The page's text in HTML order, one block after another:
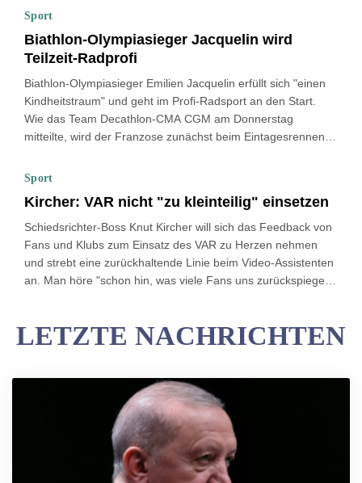
Sport
Biathlon-Olympiasieger Jacquelin wird
Teilzeit-Radprofi
Biathlon-Olympiasieger Emilien Jacquelin erfüllt sich "einen
Kindheitstraum" und geht im Profi-Radsport an den Start.
Wie das Team Decathlon-CMA CGM am Donnerstag
mitteilte, wird der Franzose zunächst beim Eintagesrennen
das Team von Top-Talent Paul Seixas (19) bei der Tour du
Sport
Kircher: VAR nicht "zu kleinteilig" einsetzen
Schiedsrichter-Boss Knut Kircher will sich das Feedback von
Fans und Klubs zum Einsatz des VAR zu Herzen nehmen
und strebt eine zurückhaltende Linie beim Video-Assistenten
an. Man höre "schon hin, was viele Fans uns zurückspiegeln
mikroskopisch, um dem Fußball ein Stück weit wieder das
LETZTE NACHRICHTEN